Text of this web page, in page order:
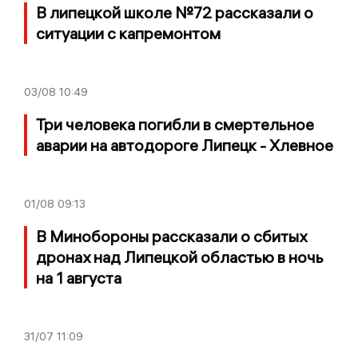
В липецкой школе №72 рассказали о
ситуации с капремонтом
03/08 10:49
Три человека погибли в смертельное
аварии на автодороге Липецк - Хлевное
01/08 09:13
В Минобороны рассказали о сбитых
дронах над Липецкой областью в ночь
на 1 августа
31/07 11:09